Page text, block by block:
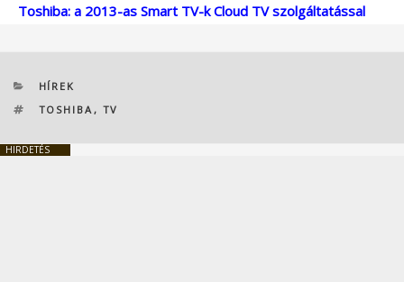
Toshiba: a 2013-as Smart TV-k Cloud TV szolgáltatással
KATEGÓRIÁK
HÍREK
CÍMKÉK
TOSHIBA , TV
HIRDETÉS